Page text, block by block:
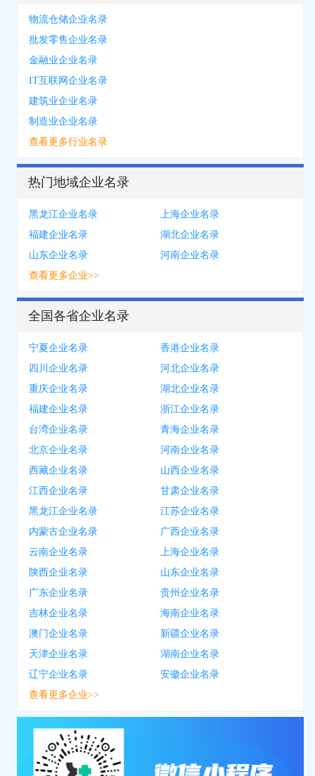
物流仓储企业名录
批发零售企业名录
金融业企业名录
IT互联网企业名录
建筑业企业名录
制造业企业名录
查看更多行业名录
热门地域企业名录
黑龙江企业名录
上海企业名录
福建企业名录
湖北企业名录
山东企业名录
河南企业名录
查看更多企业>>
全国各省企业名录
宁夏企业名录
香港企业名录
四川企业名录
河北企业名录
重庆企业名录
湖北企业名录
福建企业名录
浙江企业名录
台湾企业名录
青海企业名录
北京企业名录
河南企业名录
西藏企业名录
山西企业名录
江西企业名录
甘肃企业名录
黑龙江企业名录
江苏企业名录
内蒙古企业名录
广西企业名录
云南企业名录
上海企业名录
陕西企业名录
山东企业名录
广东企业名录
贵州企业名录
吉林企业名录
海南企业名录
澳门企业名录
新疆企业名录
天津企业名录
湖南企业名录
辽宁企业名录
安徽企业名录
查看更多企业>>